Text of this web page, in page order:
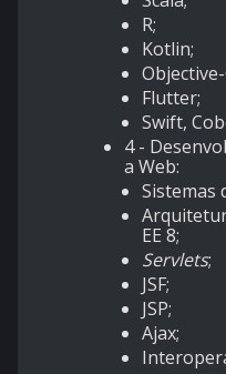
R;
Kotlin;
Objective-
Flutter;
Swift,
4 -
a Web:
Sistemas
EE 8;
Servlets;
JSF;
JSP;
Ajax;